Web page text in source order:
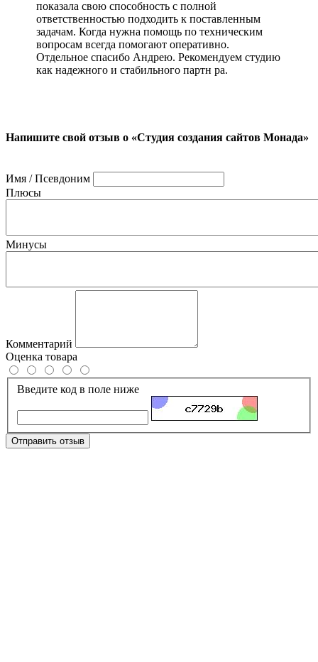
показала свою способность с полной
ответственностью подходить к поставленным
задачам. Когда нужна помощь по техническим
вопросам всегда помогают оперативно.
Отдельное спасибо Андрею. Рекомендуем студию
как надежного и стабильного партн ра.
Напишите свой отзыв о «Студия создания сайтов Монада»
Имя / Псевдоним
Плюсы
Минусы
Комментарий
Оценка товара
Введите код в поле ниже
Отправить отзыв